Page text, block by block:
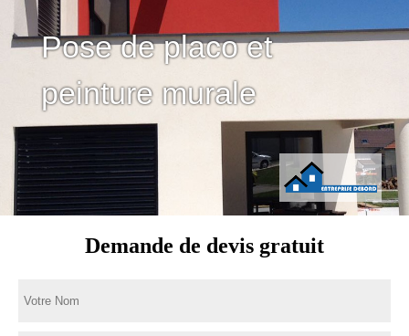
Pose de placo et
peinture murale
Demande de devis gratuit